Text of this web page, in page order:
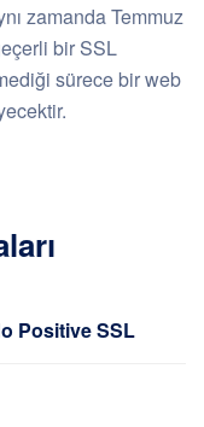
zamanda Temmuz
bir SSL
sürece bir web
Positive SSL